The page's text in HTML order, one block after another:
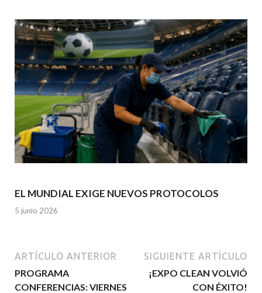
EL MUNDIAL EXIGE NUEVOS PROTOCOLOS
5 junio 2026
ARTÍCULO ANTERIOR
PROGRAMA
CONFERENCIAS: VIERNES
SIGUIENTE ARTÍCULO
¡EXPO CLEAN VOLVIÓ
CON ÉXITO!